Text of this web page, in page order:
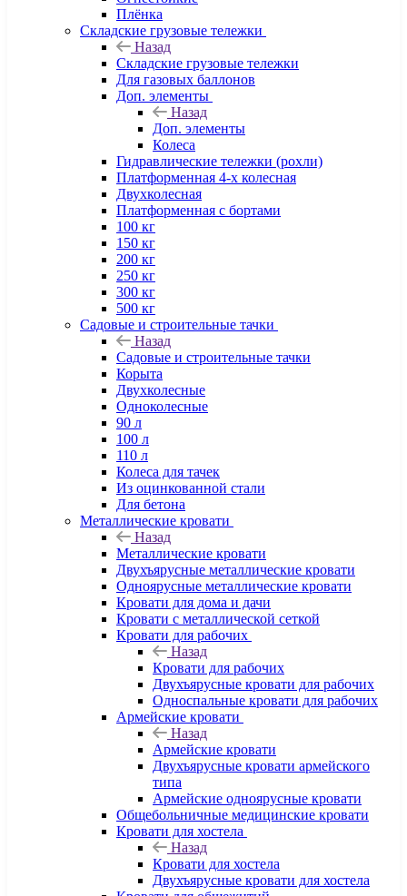
Плёнка
Складские грузовые тележки
Назад
Складские грузовые тележки
Для газовых баллонов
Доп. элементы
Назад
Доп. элементы
Колеса
Гидравлические тележки (рохли)
Платформенная 4-х колесная
Двухколесная
Платформенная с бортами
100 кг
150 кг
200 кг
250 кг
300 кг
500 кг
Садовые и строительные тачки
Назад
Садовые и строительные тачки
Корыта
Двухколесные
Одноколесные
90 л
100 л
110 л
Колеса для тачек
Из оцинкованной стали
Для бетона
Металлические кровати
Назад
Металлические кровати
Двухъярусные металлические кровати
Одноярусные металлические кровати
Кровати для дома и дачи
Кровати с металлической сеткой
Кровати для рабочих
Назад
Кровати для рабочих
Двухъярусные кровати для рабочих
Односпальные кровати для рабочих
Армейские кровати
Назад
Армейские кровати
Двухъярусные кровати армейского
типа
Армейские одноярусные кровати
Общебольничные медицинские кровати
Кровати для хостела
Назад
Кровати для хостела
Двухъярусные кровати для хостела